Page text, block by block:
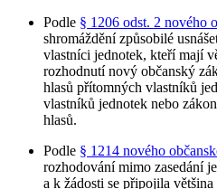
Podle § 1206 odst. 2 nového
shromáždění způsobilé
vlastníci jednotek, kteří mají
rozhodnutí nový občanský
hlasů přítomných vlastníků
vlastníků jednotek nebo
hlasů.
Podle § 1214 nového
rozhodování mimo zasedání
a k žádosti se připojila